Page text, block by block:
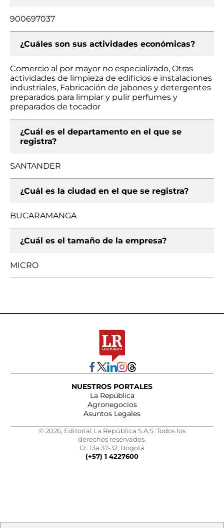
900697037
¿Cuáles son sus actividades económicas?
Comercio al por mayor no especializado, Otras
actividades de limpieza de edificios e instalaciones
industriales, Fabricación de jabones y detergentes
preparados para limpiar y pulir perfumes y
preparados de tocador
¿Cuál es el departamento en el que se
registra?
SANTANDER
¿Cuál es la ciudad en el que se registra?
BUCARAMANGA
¿Cuál es el tamaño de la empresa?
MICRO
NUESTROS PORTALES
La República
Agronegocios
Asuntos Legales
© 2026, Editorial La República S.A.S. Todos los
derechos reservados.
Cr. 13a 37-32, Bogotá
(+57) 1 4227600